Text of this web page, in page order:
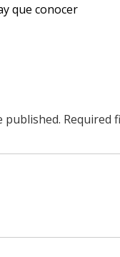
Cundinamarca
que conocer
Required